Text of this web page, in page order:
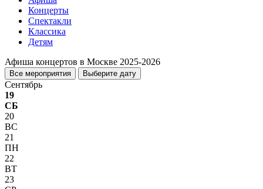
Концерты
Спектакли
Классика
Детям
Афиша концертов в Москве 2025-2026
Все мероприятия Выберите дату
Сентябрь
19
СБ
20
ВС
21
ПН
22
ВТ
23